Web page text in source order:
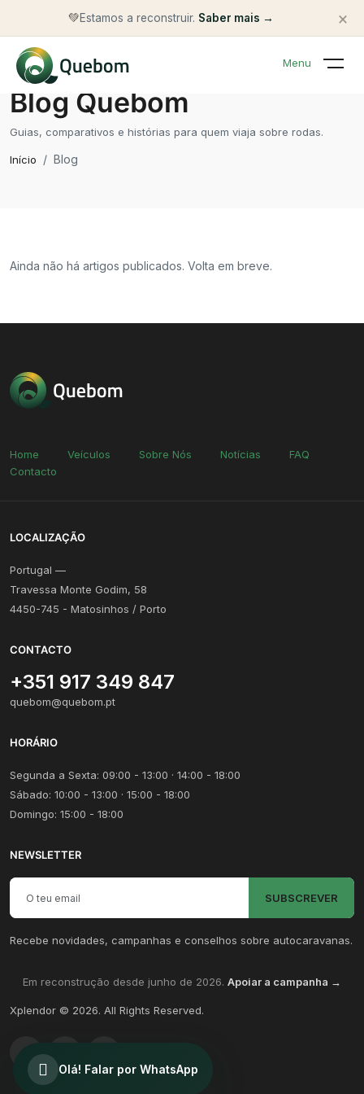
💚Estamos a reconstruir. Saber mais → ×
Menu
Blog Quebom
Guias, comparativos e histórias para quem viaja sobre rodas.
Início Blog
Ainda não há artigos publicados. Volta em breve.
Home Veículos Sobre Nós Notícias
FAQ
Contacto
LOCALIZAÇÃO
Portugal —
Travessa Monte Godim, 58
4450-745 - Matosinhos / Porto
CONTACTO
+351 917 349 847
quebom@quebom.pt
HORÁRIO
Segunda a Sexta: 09:00 - 13:00 · 14:00 - 18:00
Sábado: 10:00 - 13:00 · 15:00 - 18:00
Domingo: 15:00 - 18:00
NEWSLETTER
Email para newsletter
SUBSCREVER
Recebe novidades, campanhas e conselhos sobre autocaravanas.
Em reconstrução desde junho de 2026. Apoiar a campanha →
Xplendor © 2026. All Rights Reserved.
Olá! Falar por WhatsApp